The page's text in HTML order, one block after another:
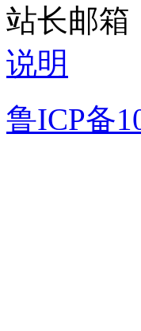
站长邮箱
说明
鲁ICP备